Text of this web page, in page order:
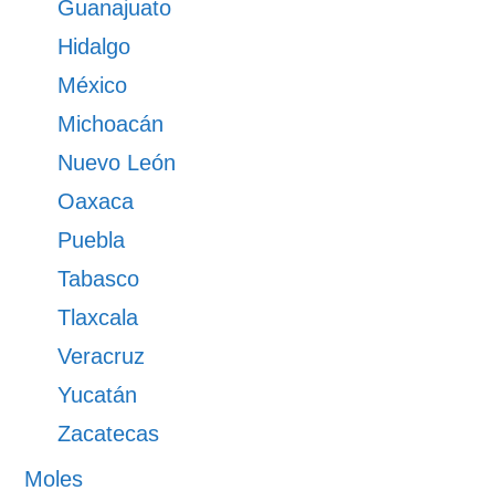
Guanajuato
Hidalgo
México
Michoacán
Nuevo León
Oaxaca
Puebla
Tabasco
Tlaxcala
Veracruz
Yucatán
Zacatecas
Moles